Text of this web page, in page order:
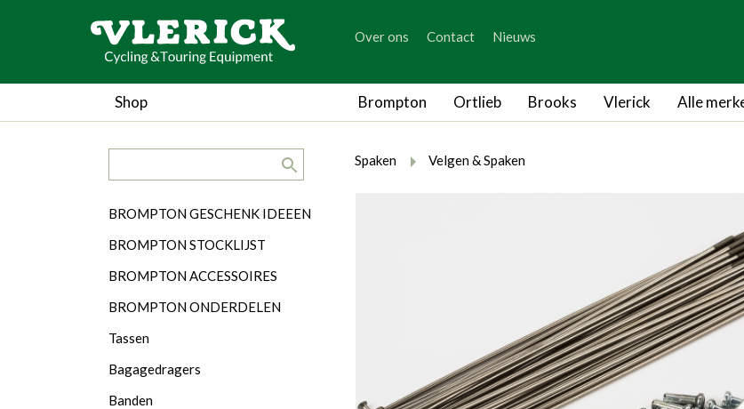
generic_skip_language
Over ons Contact Nieuws
Shop Brompton Ortlieb Brooks Vlerick Alle
breadcrumb.here
breadcrumb.from
Spaken breadcrumb.to
Velgen & Spaken
Categorieën
BROMPTON GESCHENK IDEEEN
BROMPTON STOCKLIJST
BROMPTON ACCESSOIRES
BROMPTON ONDERDELEN
Tassen
Bagagedragers
Banden